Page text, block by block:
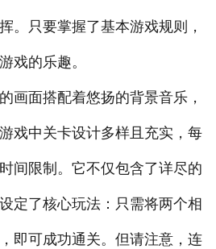
。只要掌握了基本游戏规则，
戏的乐趣。
面搭配着悠扬的背景音乐，
戏中关卡设计多样且充实，每
间限制。它不仅包含了详尽的
定了核心玩法：只需将两个相
即可成功通关。但请注意，连